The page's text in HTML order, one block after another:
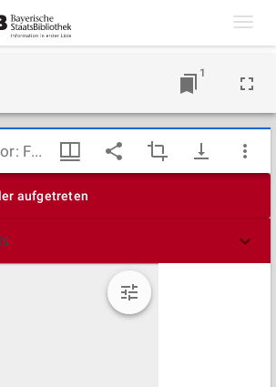
1
TypeError: Failed to fetch
aufgetreten